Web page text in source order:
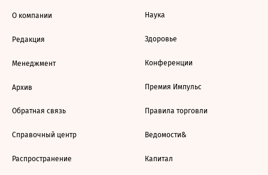
О компании
Редакция
Менеджмент
Архив
Обратная связь
Справочный центр
Распространение
Наука
Здоровье
Конференции
Премия Импульс
Правила торговли
Ведомости&
Капитал